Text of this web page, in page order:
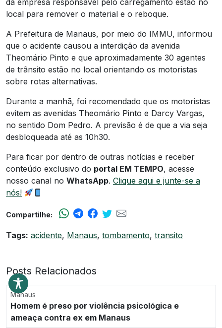
local para remover o material e o reboque.
A Prefeitura de Manaus, por meio do IMMU, informou
que o acidente causou a interdição da avenida
Theomário Pinto e que aproximadamente 30 agentes
de trânsito estão no local orientando os motoristas
sobre rotas alternativas.
Durante a manhã, foi recomendado que os motoristas
evitem as avenidas Theomário Pinto e Darcy Vargas,
no sentido Dom Pedro. A previsão é de que a via seja
desbloqueada até as 10h30.
Para ficar por dentro de outras notícias e receber
conteúdo exclusivo do portal EM TEMPO, acesse
nosso canal no WhatsApp. Clique aqui e junte-se a
nós!
Compartilhe:
Tags: acidente, Manaus, tombamento, transito
Posts Relacionados
Manaus
Homem é preso por violência psicológica e
ameaça contra ex em Manaus